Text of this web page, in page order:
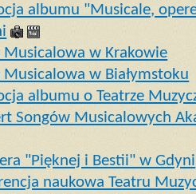
albumu "Musicale,
Musicalowa w Krakowie
Musicalowa w Białymstoku
albumu o Teatrze
Songów Musicalowych
"Pięknej i Bestii" w Gdyni
naukowa Teatru